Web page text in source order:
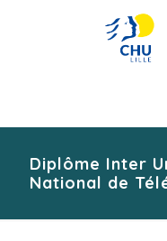
Diplôme Inter
National de